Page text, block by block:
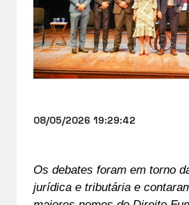
08/05/2026 19:29:42
Os debates foram em torno
jurídica e tributária e